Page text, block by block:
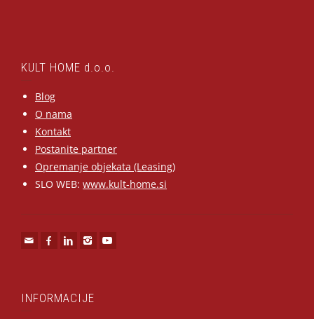
KULT HOME d.o.o.
Blog
O nama
Kontakt
Postanite partner
Opremanje objekata (Leasing)
SLO WEB: www.kult-home.si
INFORMACIJE